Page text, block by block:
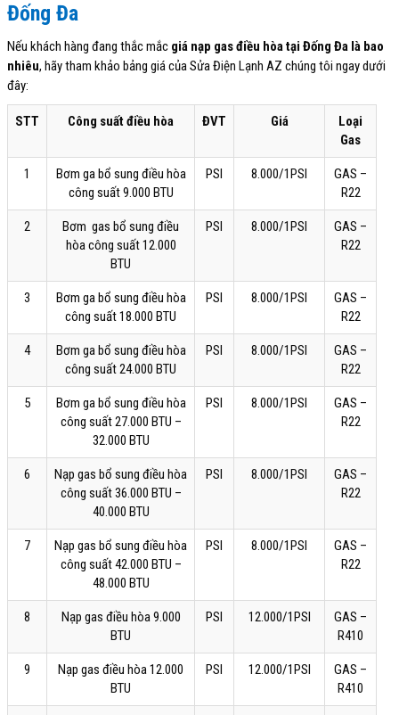
Đống Đa
Nếu khách hàng đang thắc mắc giá nạp gas điều hòa tại Đống Đa là bao
nhiêu, hãy tham khảo bảng giá của Sửa Điện Lạnh AZ chúng tôi ngay dưới
đây:
STT Công suất điều hòa ĐVT Giá
Loại
Gas
1
Bơm ga bổ sung điều hòa
công suất 9.000 BTU
PSI 8.000/1PSI
GAS –
R22
2
Bơm gas bổ sung điều
hòa công suất 12.000
BTU
PSI 8.000/1PSI
GAS –
R22
3
Bơm ga bổ sung điều hòa
công suất 18.000 BTU
PSI 8.000/1PSI
GAS –
R22
4
Bơm ga bổ sung điều hòa
công suất 24.000 BTU
PSI 8.000/1PSI
GAS –
R22
5
Bơm ga bổ sung điều hòa
công suất 27.000 BTU –
32.000 BTU
PSI 8.000/1PSI
GAS –
R22
6
Nạp gas bổ sung điều hòa
công suất 36.000 BTU –
40.000 BTU
PSI 8.000/1PSI
GAS –
R22
7
Nạp gas bổ sung điều hòa
công suất 42.000 BTU –
48.000 BTU
PSI 8.000/1PSI
GAS –
R22
8
Nạp gas điều hòa 9.000
BTU
PSI 12.000/1PSI
GAS –
R410
9
Nạp gas điều hòa 12.000
BTU
PSI 12.000/1PSI
GAS –
R410